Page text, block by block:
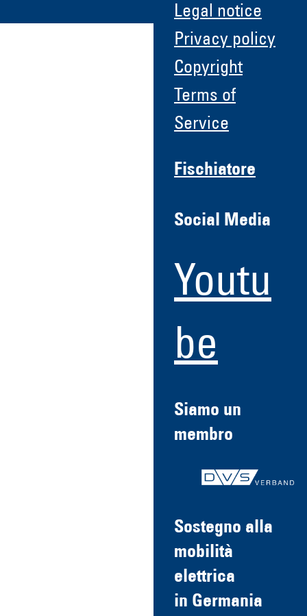
Legal notice
Privacy policy
Copyright
Terms of
Service
Fischiatore
Social Media
Youtu
be
Siamo un
membro
Sostegno alla
mobilità
elettrica
in Germania